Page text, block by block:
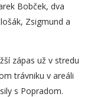
Bobček, dva
Zsigmund a
zápas už v stredu
trávniku v areáli
s Popradom.